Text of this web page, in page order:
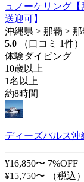
ュノーケリング
送迎可】
沖縄県 > 那覇 >
5.0
（口コミ 1件）
体験ダイビング
10歳以上
1名以上
約8時間
ディーズパルス沖
¥16,850〜 7%OFF
¥15,750〜
（税込）